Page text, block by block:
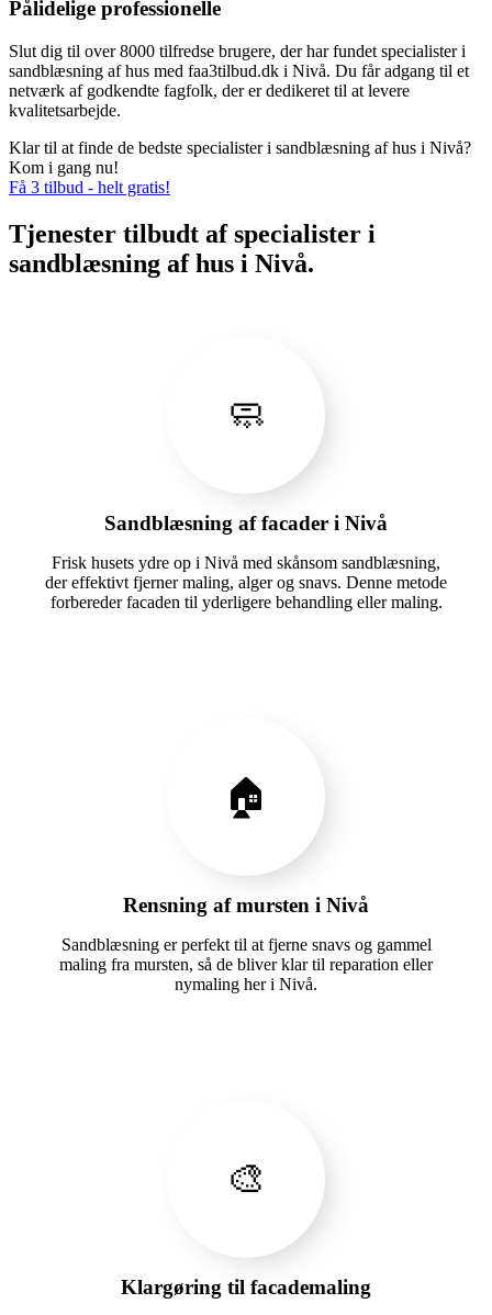
Pålidelige professionelle
Slut dig til over 8000 tilfredse brugere, der har fundet specialister i
sandblæsning af hus med faa3tilbud.dk i Nivå. Du får adgang til et
netværk af godkendte fagfolk, der er dedikeret til at levere
kvalitetsarbejde.
Klar til at finde de bedste specialister i sandblæsning af hus i Nivå?
Kom i gang nu!
Få 3 tilbud - helt gratis!
Tjenester tilbudt af specialister i
sandblæsning af hus i Nivå.
🧼
Sandblæsning af facader i Nivå
Frisk husets ydre op i Nivå med skånsom sandblæsning,
der effektivt fjerner maling, alger og snavs. Denne metode
forbereder facaden til yderligere behandling eller maling.
🏠
Rensning af mursten i Nivå
Sandblæsning er perfekt til at fjerne snavs og gammel
maling fra mursten, så de bliver klar til reparation eller
nymaling her i Nivå.
🎨
Klargøring til facademaling